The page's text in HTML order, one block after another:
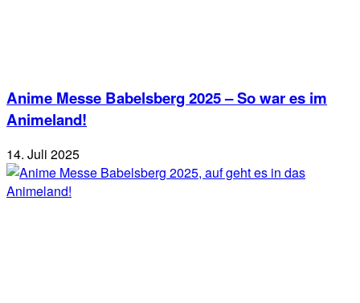
Anime Messe Babelsberg 2025 – So war es im
Animeland!
14. Juli 2025